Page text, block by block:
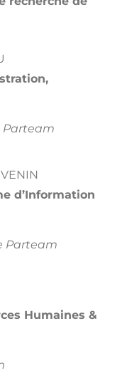
Parteam
d’Information
Parteam
Humaines &